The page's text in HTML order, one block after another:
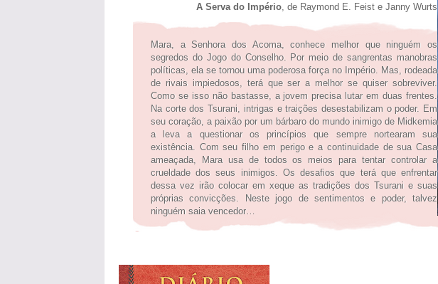
A Serva do Império, de Raymond E. Feist e Janny Wurts
Mara, a Senhora dos Acoma, conhece melhor que ninguém os
segredos do Jogo do Conselho. Por meio de sangrentas manobras
políticas, ela se tornou uma poderosa força no Império. Mas, rodeada
de rivais impiedosos, terá que ser a melhor se quiser sobreviver.
Como se isso não bastasse, a jovem precisa lutar em duas frentes.
Na corte dos Tsurani, intrigas e traições desestabilizam o poder. Em
seu coração, a paixão por um bárbaro do mundo inimigo de Midkemia
a leva a questionar os princípios que sempre nortearam sua
existência. Com seu filho em perigo e a continuidade de sua Casa
ameaçada, Mara usa de todos os meios para tentar controlar a
crueldade dos seus inimigos. Os desafios que terá que enfrentar
dessa vez irão colocar em xeque as tradições dos Tsurani e suas
próprias convicções. Neste jogo de sentimentos e poder, talvez
ninguém saia vencedor…